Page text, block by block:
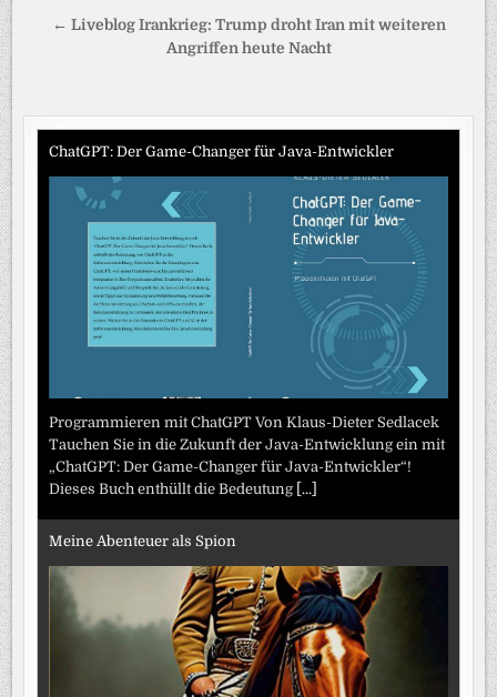
← Liveblog Irankrieg: Trump droht Iran mit weiteren
Angriffen heute Nacht
ChatGPT: Der Game-Changer für Java-Entwickler
Programmieren mit ChatGPT Von Klaus-Dieter Sedlacek
Tauchen Sie in die Zukunft der Java-Entwicklung ein mit
„ChatGPT: Der Game-Changer für Java-Entwickler“!
Dieses Buch enthüllt die Bedeutung [...]
Meine Abenteuer als Spion